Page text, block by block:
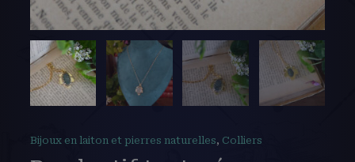
Bijoux en laiton et pierres naturelles, Colliers